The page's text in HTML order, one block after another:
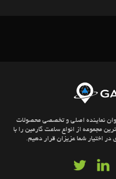
نماینده اصلی و تخصصی محصولات
مجموعه از انواع ساعت گارمین را با
اختیار شما عزیزان قرار دهیم.